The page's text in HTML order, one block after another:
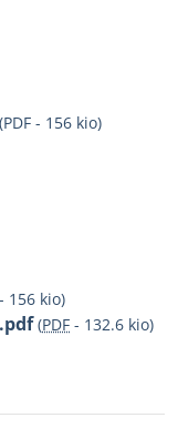
(PDF - 156 kio)
- 156 kio)
(PDF - 132.6 kio)